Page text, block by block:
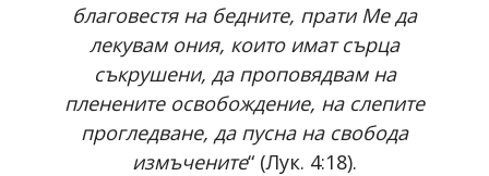
благовестя на бедните, прати Ме да
лекувам ония, които имат сърца
съкрушени, да проповядвам на
пленените освобождение, на слепите
прогледване, да пусна на свобода
измъчените“ (Лук. 4:18).